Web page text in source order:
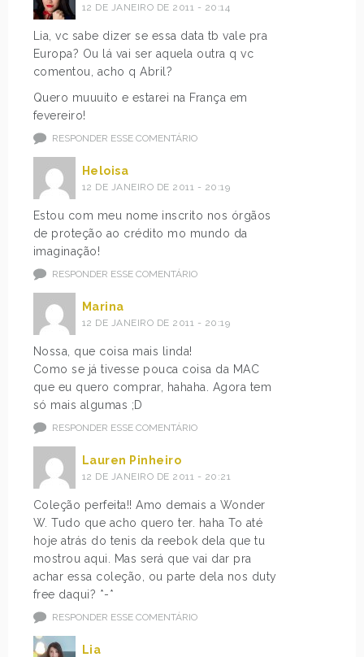
12 DE JANEIRO DE 2011 - 20:14
Lia, vc sabe dizer se essa data tb vale pra
Europa? Ou lá vai ser aquela outra q vc
comentou, acho q Abril?
Quero muuuito e estarei na França em
fevereiro!
RESPONDER ESSE COMENTÁRIO
Heloisa
12 DE JANEIRO DE 2011 - 20:19
Estou com meu nome inscrito nos órgãos
de proteção ao crédito mo mundo da
imaginação!
RESPONDER ESSE COMENTÁRIO
Marina
12 DE JANEIRO DE 2011 - 20:19
Nossa, que coisa mais linda!
Como se já tivesse pouca coisa da MAC
que eu quero comprar, hahaha. Agora tem
só mais algumas ;D
RESPONDER ESSE COMENTÁRIO
Lauren Pinheiro
12 DE JANEIRO DE 2011 - 20:21
Coleção perfeita!! Amo demais a Wonder
W. Tudo que acho quero ter. haha To até
hoje atrás do tenis da reebok dela que tu
mostrou aqui. Mas será que vai dar pra
achar essa coleção, ou parte dela nos duty
free daqui? *-*
RESPONDER ESSE COMENTÁRIO
Lia